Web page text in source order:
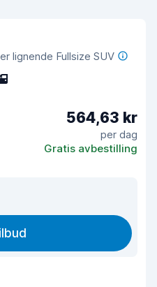
lignende Fullsize SUV
564,63 kr
per dag
Gratis avbestilling